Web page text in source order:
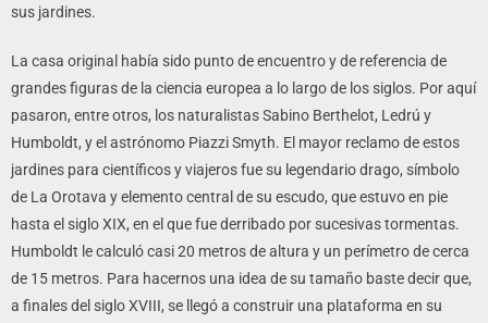
sus jardines.
La casa original había sido punto de encuentro y de referencia de
grandes figuras de la ciencia europea a lo largo de los siglos. Por aquí
pasaron, entre otros, los naturalistas Sabino Berthelot, Ledrú y
Humboldt, y el astrónomo Piazzi Smyth. El mayor reclamo de estos
jardines para científicos y viajeros fue su legendario drago, símbolo
de La Orotava y elemento central de su escudo, que estuvo en pie
hasta el siglo XIX, en el que fue derribado por sucesivas tormentas.
Humboldt le calculó casi 20 metros de altura y un perímetro de cerca
de 15 metros. Para hacernos una idea de su tamaño baste decir que,
a finales del siglo XVIII, se llegó a construir una plataforma en su